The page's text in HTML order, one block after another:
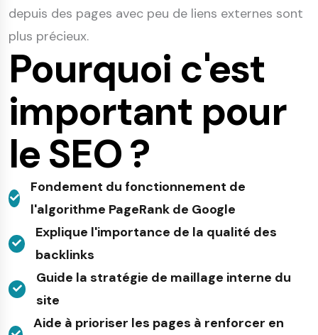
depuis des pages avec peu de liens externes sont
plus précieux.
Pourquoi c'est
important pour
le SEO ?
Fondement du fonctionnement de
l'algorithme PageRank de Google
Explique l'importance de la qualité des
backlinks
Guide la stratégie de maillage interne du
site
Aide à prioriser les pages à renforcer en